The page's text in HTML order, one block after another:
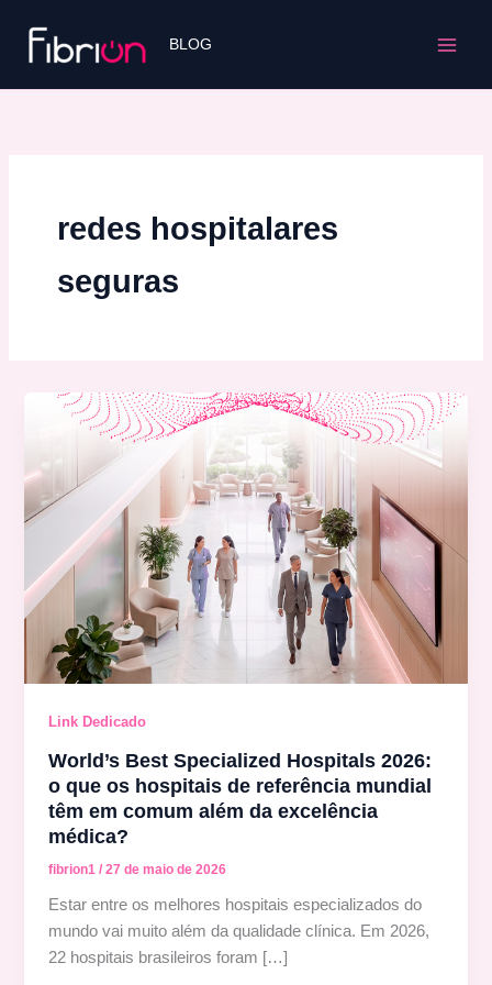
conteúdo
BLOG
redes hospitalares
seguras
Link Dedicado
World’s Best Specialized Hospitals 2026:
o que os hospitais de referência mundial
têm em comum além da excelência
médica?
fibrion1/27 de maio de 2026
Estar entre os melhores hospitais especializados do
mundo vai muito além da qualidade clínica. Em 2026,
22 hospitais brasileiros foram […]